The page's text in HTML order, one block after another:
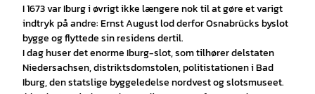
I 1673 var Iburg i øvrigt ikke længere nok til at gøre et varigt
indtryk på andre: Ernst August lod derfor Osnabrücks byslot
bygge og flyttede sin residens dertil.
I dag huser det enorme Iburg-slot, som tilhører delstaten
Niedersachsen, distriktsdomstolen, politistationen i Bad
Iburg, den statslige byggeledelse nordvest og slotsmuseet.